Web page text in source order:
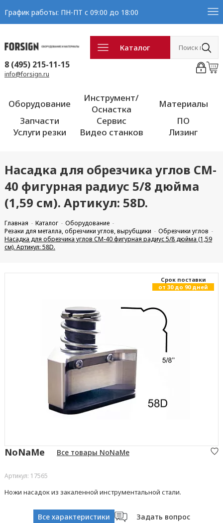
График работы: ПН-ПТ с 09:00 до 18:00
Каталог
8 (495) 215-11-15
info@forsign.ru
Оборудование
Инструмент/
Оснастка
Материалы
Запчасти
Сервис
ПО
Услуги резки
Видео станков Лизинг
Насадка для обрезчика углов CM-
40 фигурная радиус 5/8 дюйма
(1,59 см). Артикул: 58D.
Главная Каталог
Оборудование
Резаки для металла, обрезчики углов, вырубщики
Обрезчики углов
Насадка для обрезчика углов CM-40 фигурная радиус 5/8 дюйма (1,59
см). Артикул: 58D.
Cрок поставки
от 30 до 90 дней
NoNaMe Все товары NoNaMe
Артикул: 17565
Ножи насадок из закаленной инструментальной стали.
Все характеристики
Задать вопрос